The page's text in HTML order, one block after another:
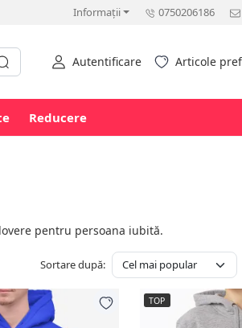
Informații 0750206186
Autentificare Articole
Reducere
pentru persoana iubită.
Sortare după:
TOP